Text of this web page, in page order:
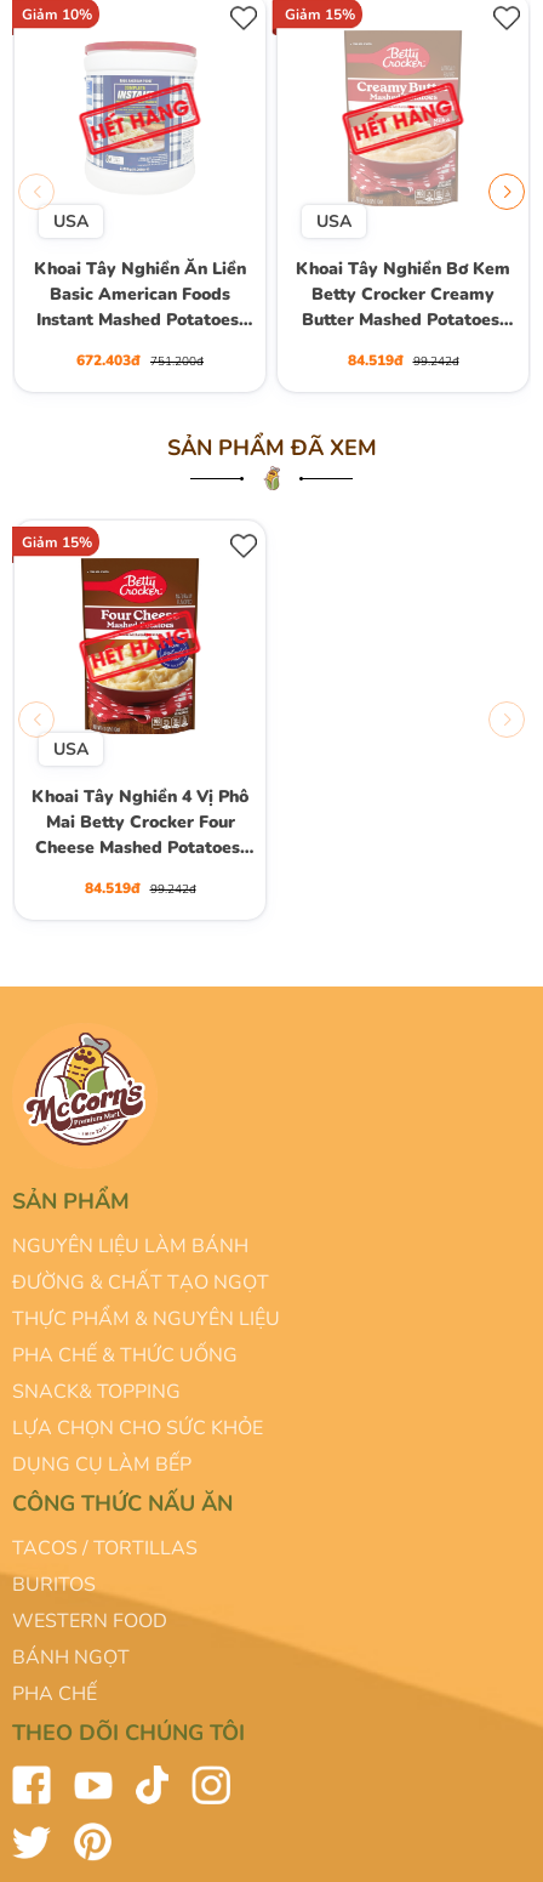
Giảm 10%
USA
Khoai Tây Nghiền Ăn Liền
Basic American Foods
Instant Mashed Potatoes,
672.403đ 751.200đ
Giảm 15%
USA
Khoai Tây Nghiền Bơ Kem
Betty Crocker Creamy
Butter Mashed Potatoes,
84.519đ 99.242đ
SẢN PHẨM ĐÃ XEM
Giảm 15%
USA
Khoai Tây Nghiền 4 Vị Phô
Mai Betty Crocker Four
Cheese Mashed Potatoes,
84.519đ 99.242đ
SẢN PHẨM
NGUYÊN LIỆU LÀM BÁNH
ĐƯỜNG & CHẤT TẠO NGỌT
THỰC PHẨM & NGUYÊN LIỆU
PHA CHẾ & THỨC UỐNG
SNACK& TOPPING
LỰA CHỌN CHO SỨC KHỎE
DỤNG CỤ LÀM BẾP
CÔNG THỨC NẤU ĂN
TACOS / TORTILLAS
BURITOS
WESTERN FOOD
BÁNH NGỌT
PHA CHẾ
THEO DÕI CHÚNG TÔI